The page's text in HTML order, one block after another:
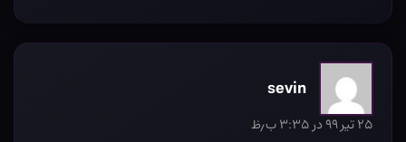
sevin
۲۵ تیر ۹۹ در ۳:۳۵ ب٫ظ